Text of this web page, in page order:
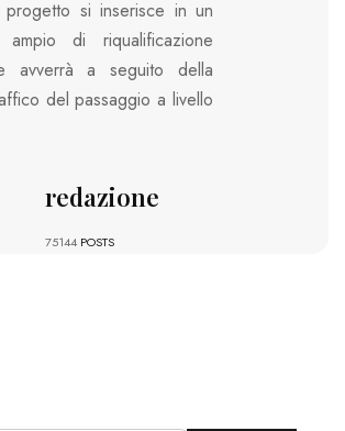
progetto si inserisce in un
di riqualificazione
avverrà a seguito della
del passaggio a livello
redazione
75144 POSTS